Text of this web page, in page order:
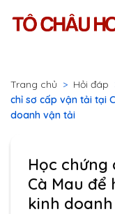
Trang chủ > Hỏi đáp
chỉ sơ cấp vận tải tại
doanh vận tải
Học chứng
Cà Mau
kinh